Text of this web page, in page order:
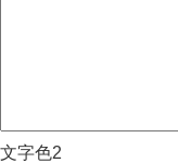
文字色2